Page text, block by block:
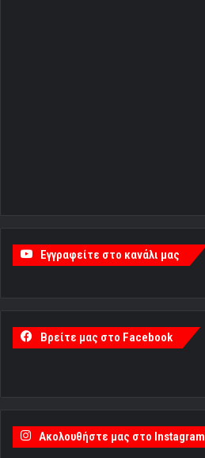
Εγγραφείτε στο κανάλι μας
Βρείτε μας στο Facebook
Ακολουθήστε μας στο Instagram